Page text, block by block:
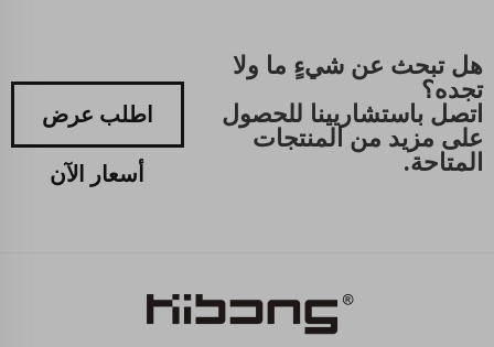
هل تبحث عن شيءٍ ما ولا
تجده؟
اتصل باستشاريينا للحصول
على مزيد من المنتجات
المتاحة.
اطلب عرض
أسعار الآن